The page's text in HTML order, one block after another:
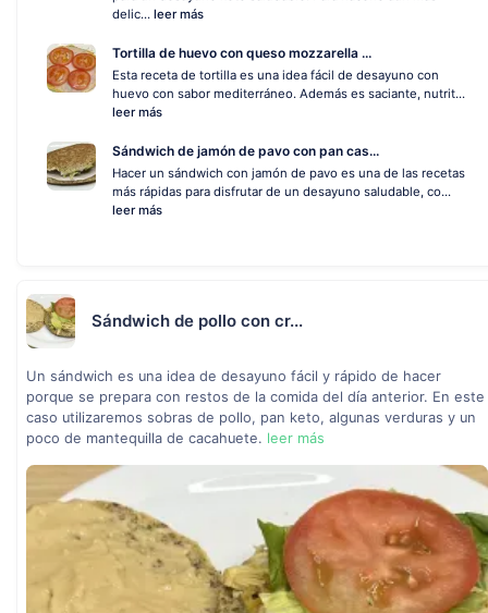
delic... leer más
Tortilla de huevo con queso mozzarella ...
Esta receta de tortilla es una idea fácil de desayuno con
huevo con sabor mediterráneo. Además es saciante, nutrit...
leer más
Sándwich de jamón de pavo con pan cas...
Hacer un sándwich con jamón de pavo es una de las recetas
más rápidas para disfrutar de un desayuno saludable, co...
leer más
Sándwich de pollo con cr...
Un sándwich es una idea de desayuno fácil y rápido de hacer
porque se prepara con restos de la comida del día anterior. En este
caso utilizaremos sobras de pollo, pan keto, algunas verduras y un
poco de mantequilla de cacahuete. leer más